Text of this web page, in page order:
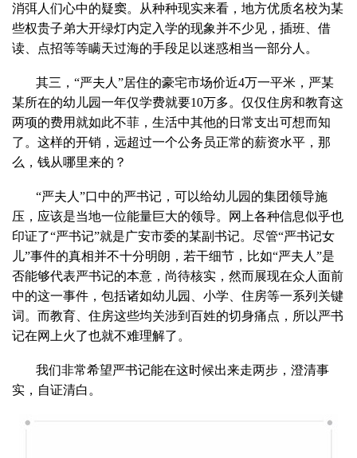
消弭人们心中的疑窦。从种种现实来看，地方优质名校为某
些权贵子弟大开绿灯内定入学的现象并不少见，插班、借
读、点招等等瞒天过海的手段足以迷惑相当一部分人。
其三，“严夫人”居住的豪宅市场价近4万一平米，严某
某所在的幼儿园一年仅学费就要10万多。仅仅住房和教育这
两项的费用就如此不菲，生活中其他的日常支出可想而知
了。这样的开销，远超过一个公务员正常的薪资水平，那
么，钱从哪里来的？
“严夫人”口中的严书记，可以给幼儿园的集团领导施
压，应该是当地一位能量巨大的领导。网上各种信息似乎也
印证了“严书记”就是广安市委的某副书记。尽管“严书记女
儿”事件的真相并不十分明朗，若干细节，比如“严夫人”是
否能够代表严书记的本意，尚待核实，然而展现在众人面前
中的这一事件，包括诸如幼儿园、小学、住房等一系列关键
词。而教育、住房这些均关涉到百姓的切身痛点，所以严书
记在网上火了也就不难理解了。
我们非常希望严书记能在这时候出来走两步，澄清事
实，自证清白。